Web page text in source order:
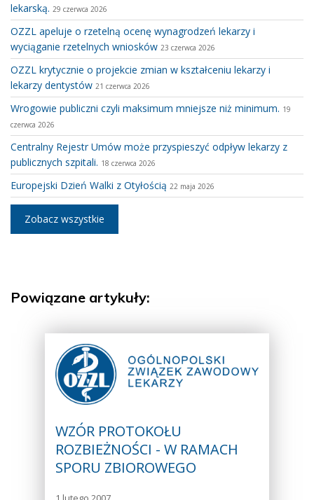
lekarską. 29 czerwca 2026
OZZL apeluje o rzetelną ocenę wynagrodzeń lekarzy i
wyciąganie rzetelnych wniosków 23 czerwca 2026
OZZL krytycznie o projekcie zmian w kształceniu lekarzy i
lekarzy dentystów 21 czerwca 2026
Wrogowie publiczni czyli maksimum mniejsze niż minimum. 19
czerwca 2026
Centralny Rejestr Umów może przyspieszyć odpływ lekarzy z
publicznych szpitali. 18 czerwca 2026
Europejski Dzień Walki z Otyłością 22 maja 2026
Zobacz wszystkie
Powiązane artykuły:
WZÓR PROTOKOŁU
ROZBIEŻNOŚCI - W RAMACH
SPORU ZBIOROWEGO